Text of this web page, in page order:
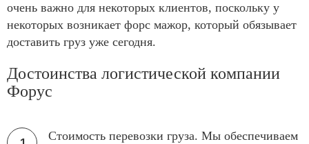
очень важно для некоторых клиентов, поскольку у
некоторых возникает форс мажор, который обязывает
доставить груз уже сегодня.
Достоинства логистической компании
Форус
Стоимость перевозки груза. Мы обеспечиваем